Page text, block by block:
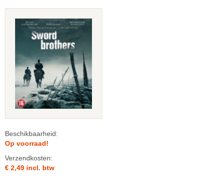
Beschikbaarheid:
Op voorraad!
Verzendkosten:
€ 2,49 incl. btw